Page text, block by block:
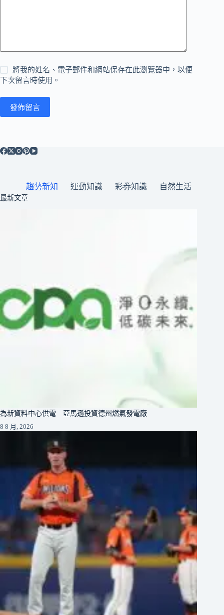
將我的姓名、電子郵件和網站保存在此瀏覽器中，以便
下次留言時使用。
發佈留言
趨勢新知 運動知識 彩券知識 自然生活
最新文章
為新資料中心供電 亞馬遜投資德州燃氣發電廠
8 8 月, 2026